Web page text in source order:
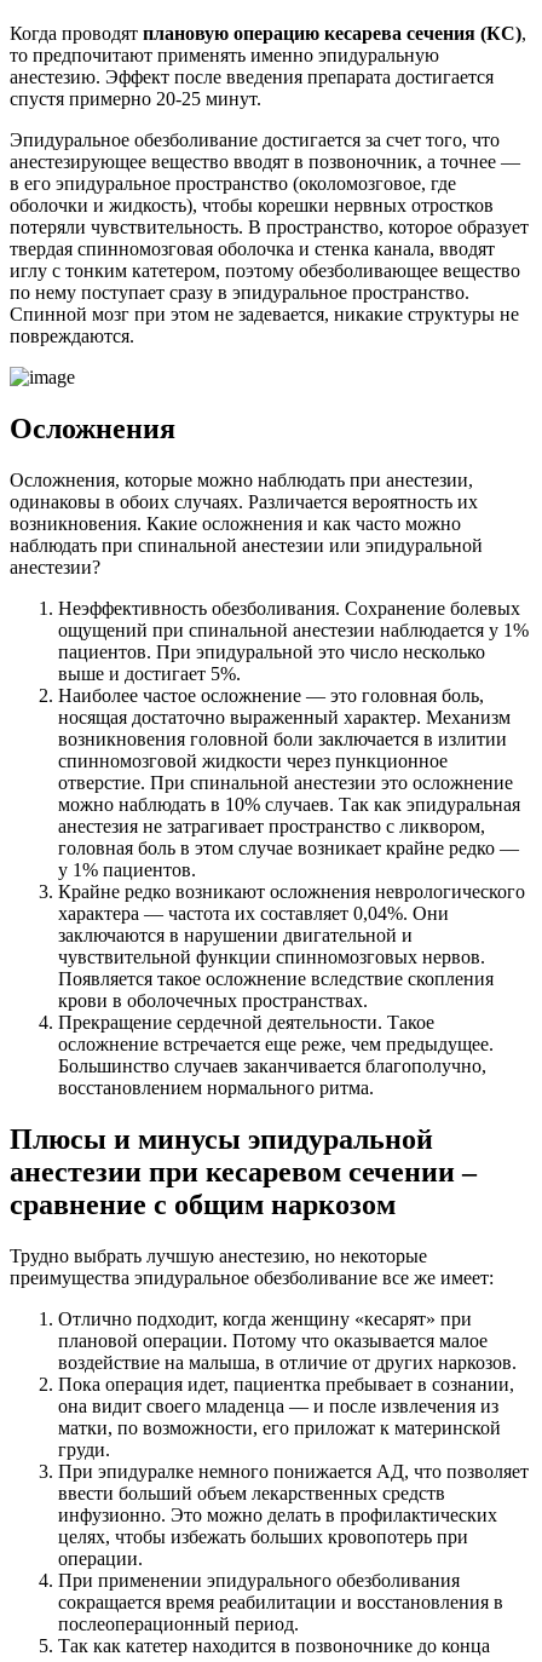
Когда проводят плановую операцию кесарева сечения (КС),
то предпочитают применять именно эпидуральную
анестезию. Эффект после введения препарата достигается
спустя примерно 20-25 минут.
Эпидуральное обезболивание достигается за счет того, что
анестезирующее вещество вводят в позвоночник, а точнее —
в его эпидуральное пространство (околомозговое, где
оболочки и жидкость), чтобы корешки нервных отростков
потеряли чувствительность. В пространство, которое образует
твердая спинномозговая оболочка и стенка канала, вводят
иглу с тонким катетером, поэтому обезболивающее вещество
по нему поступает сразу в эпидуральное пространство.
Спинной мозг при этом не задевается, никакие структуры не
повреждаются.
Осложнения
Осложнения, которые можно наблюдать при анестезии,
одинаковы в обоих случаях. Различается вероятность их
возникновения. Какие осложнения и как часто можно
наблюдать при спинальной анестезии или эпидуральной
анестезии?
Неэффективность обезболивания. Сохранение болевых
ощущений при спинальной анестезии наблюдается у 1%
пациентов. При эпидуральной это число несколько
выше и достигает 5%.
Наиболее частое осложнение — это головная боль,
носящая достаточно выраженный характер. Механизм
возникновения головной боли заключается в излитии
спинномозговой жидкости через пункционное
отверстие. При спинальной анестезии это осложнение
можно наблюдать в 10% случаев. Так как эпидуральная
анестезия не затрагивает пространство с ликвором,
головная боль в этом случае возникает крайне редко —
у 1% пациентов.
Крайне редко возникают осложнения неврологического
характера — частота их составляет 0,04%. Они
заключаются в нарушении двигательной и
чувствительной функции спинномозговых нервов.
Появляется такое осложнение вследствие скопления
крови в оболочечных пространствах.
Прекращение сердечной деятельности. Такое
осложнение встречается еще реже, чем предыдущее.
Большинство случаев заканчивается благополучно,
восстановлением нормального ритма.
Плюсы и минусы эпидуральной
анестезии при кесаревом сечении –
сравнение с общим наркозом
Трудно выбрать лучшую анестезию, но некоторые
преимущества эпидуральное обезболивание все же имеет:
Отлично подходит, когда женщину «кесарят» при
плановой операции. Потому что оказывается малое
воздействие на малыша, в отличие от других наркозов.
Пока операция идет, пациентка пребывает в сознании,
она видит своего младенца — и после извлечения из
матки, по возможности, его приложат к материнской
груди.
При эпидуралке немного понижается АД, что позволяет
ввести больший объем лекарственных средств
инфузионно. Это можно делать в профилактических
целях, чтобы избежать больших кровопотерь при
операции.
При применении эпидурального обезболивания
сокращается время реабилитации и восстановления в
послеоперационный период.
Так как катетер находится в позвоночнике до конца